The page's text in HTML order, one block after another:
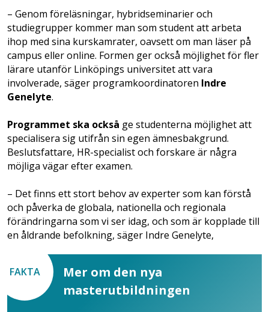
– Genom föreläsningar, hybridseminarier och
studiegrupper kommer man som student att arbeta
ihop med sina kurskamrater, oavsett om man läser på
campus eller online. Formen ger också möjlighet för fler
lärare utanför Linköpings universitet att vara
involverade, säger programkoordinatoren Indre
Genelyte.
Programmet ska också ge studenterna möjlighet att
specialisera sig utifrån sin egen ämnesbakgrund.
Beslutsfattare, HR-specialist och forskare är några
möjliga vägar efter examen.
– Det finns ett stort behov av experter som kan förstå
och påverka de globala, nationella och regionala
förändringarna som vi ser idag, och som är kopplade till
en åldrande befolkning, säger Indre Genelyte,
FAKTA
Mer om den nya
masterutbildningen